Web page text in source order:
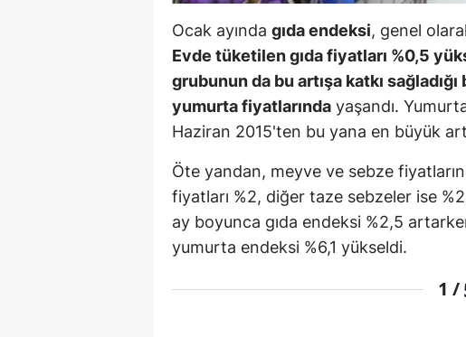
Çorum
Denizli
Diyarbakır
Elazığ
Erzincan
Ocak ayında gıda endeksi, genel
Evde tüketilen gıda fiyatları %0,5
grubunun da bu artışa katkı
yumurta fiyatlarında yaşandı.
Haziran 2015'ten bu yana en büyük
Öte yandan, meyve ve sebze
fiyatları %2, diğer taze sebzeler ise
ay boyunca gıda endeksi %2,5
yumurta endeksi %6,1 yükseldi.
1 /